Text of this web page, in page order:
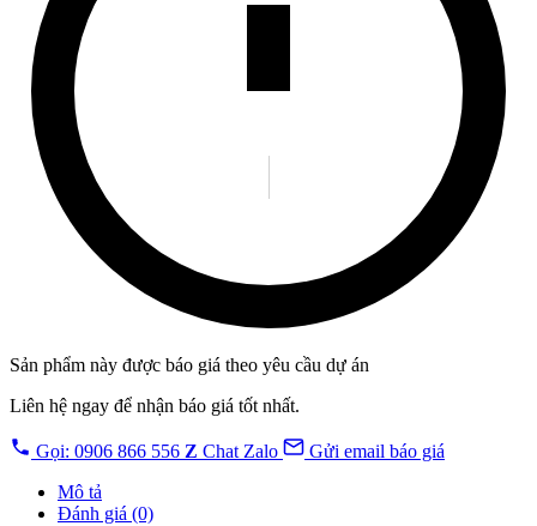
Sản phẩm này được báo giá theo yêu cầu dự án
Liên hệ ngay để nhận báo giá tốt nhất.
Gọi: 0906 866 556 Z Chat Zalo
Gửi email báo giá
Mô tả
Đánh giá (0)